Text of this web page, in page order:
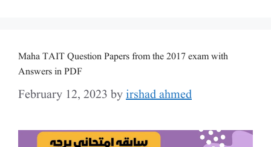
Maha TAIT Question Papers from the 2017 exam with
Answers in PDF
February 12, 2023 byirshad ahmed